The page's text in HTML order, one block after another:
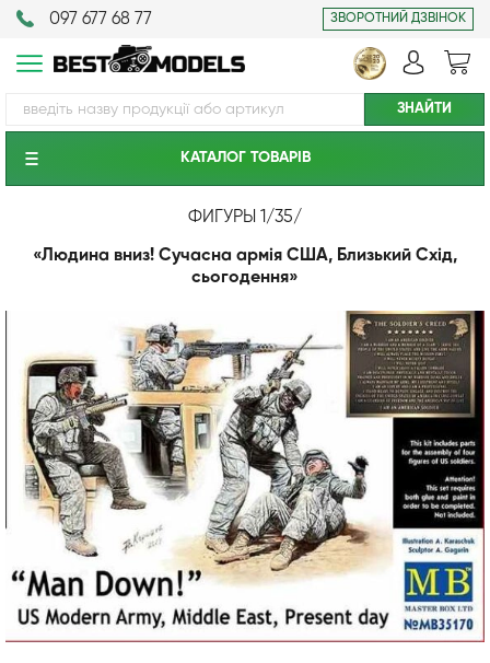
097 677 68 77 ЗВОРОТНИЙ ДЗВІНОК
КАТАЛОГ ТОВАРIВ
ФИГУРЫ 1/35/
«Людина вниз! Сучасна армія США, Близький Схід,
сьогодення»